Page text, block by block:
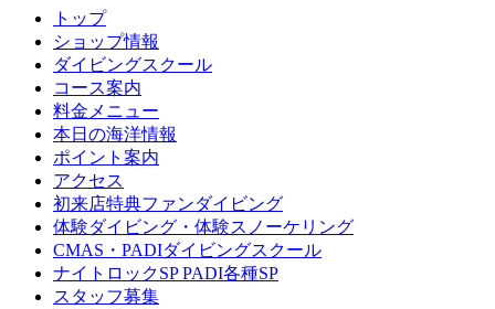
トップ
ショップ情報
ダイビングスクール
コース案内
料金メニュー
本日の海洋情報
ポイント案内
アクセス
初来店特典ファンダイビング
体験ダイビング・体験スノーケリング
CMAS・PADIダイビングスクール
ナイトロックSP PADI各種SP
スタッフ募集